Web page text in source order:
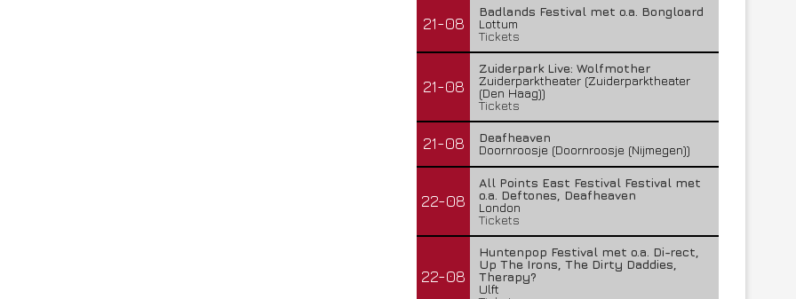
21-08
Badlands Festival met o.a. Bongloard
Lottum
Tickets
21-08
Zuiderpark Live: Wolfmother
Zuiderparktheater (Zuiderparktheater
(Den Haag))
Tickets
21-08
Deafheaven
Doornroosje (Doornroosje (Nijmegen))
22-08
All Points East Festival Festival met
o.a. Deftones, Deafheaven
London
Tickets
22-08
Huntenpop Festival met o.a. Di-rect,
Up The Irons, The Dirty Daddies,
Therapy?
Ulft